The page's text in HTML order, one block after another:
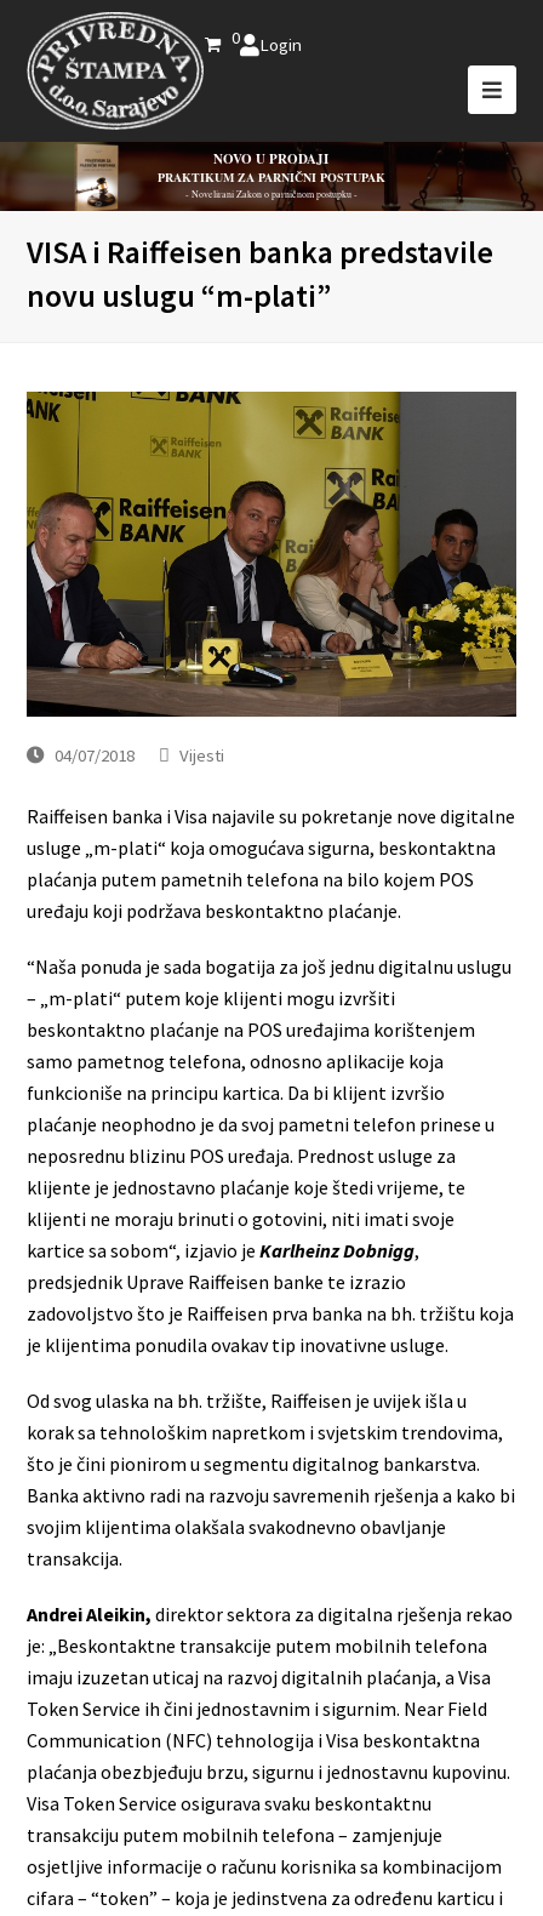
0 Login
NOVO U PRODAJI
PRAKTIKUM ZA PARNIČNI POSTUPAK
- Novelirani Zakon o parničnom postupku -
VISA i Raiffeisen banka predstavile
novu uslugu “m-plati”
04/07/2018 Vijesti
Raiffeisen banka i Visa najavile su pokretanje nove digitalne
usluge „m-plati“ koja omogućava sigurna, beskontaktna
plaćanja putem pametnih telefona na bilo kojem POS
uređaju koji podržava beskontaktno plaćanje.
“Naša ponuda je sada bogatija za još jednu digitalnu uslugu
– „m-plati“ putem koje klijenti mogu izvršiti
beskontaktno plaćanje na POS uređajima korištenjem
samo pametnog telefona, odnosno aplikacije koja
funkcioniše na principu kartica. Da bi klijent izvršio
plaćanje neophodno je da svoj pametni telefon prinese u
neposrednu blizinu POS uređaja. Prednost usluge za
klijente je jednostavno plaćanje koje štedi vrijeme, te
klijenti ne moraju brinuti o gotovini, niti imati svoje
kartice sa sobom“, izjavio jeKarlheinz Dobnigg,
predsjednik Uprave Raiffeisen banke te izrazio
zadovoljstvo što je Raiffeisen prva banka na bh. tržištu koja
je klijentima ponudila ovakav tip inovativne usluge.
Od svog ulaska na bh. tržište, Raiffeisen je uvijek išla u
korak sa tehnološkim napretkom i svjetskim trendovima,
što je čini pionirom u segmentu digitalnog bankarstva.
Banka aktivno radi na razvoju savremenih rješenja a kako bi
svojim klijentima olakšala svakodnevno obavljanje
transakcija.
Andrei Aleikin,direktor sektora za digitalna rješenja rekao
je: „Beskontaktne transakcije putem mobilnih telefona
imaju izuzetan uticaj na razvoj digitalnih plaćanja, a Visa
Token Service ih čini jednostavnim i sigurnim. Near Field
Communication (NFC) tehnologija i Visa beskontaktna
plaćanja obezbjeđuju brzu, sigurnu i jednostavnu kupovinu.
Visa Token Service osigurava svaku beskontaktnu
transakciju putem mobilnih telefona – zamjenjuje
osjetljive informacije o računu korisnika sa kombinacijom
cifara – “token” – koja je jedinstvena za određenu karticu i